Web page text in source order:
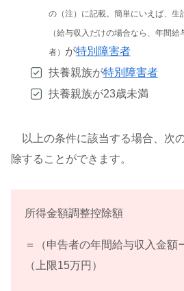
の（注）に記載。簡単にいえば、生
（給与収入だけの場合なら、年間
者） が特別障害者
扶養親族が特別障害者
扶養親族が23歳未満
以上の条件に該当する場合、次
除することができます。
所得金額調整控除額
＝（申告者の年間給与収入金額
（上限15万円）